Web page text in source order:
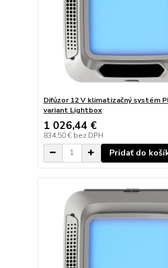
Difúzor 12 V klimatizačný systém
variant Lightbox
1 026,44 €
834,50 € bez DPH
Pridať do